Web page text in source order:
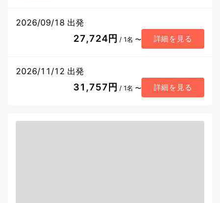
2026/09/18 出発
27,724円 / 1名 〜 詳細を見る
2026/11/12 出発
31,757円 / 1名 〜 詳細を見る